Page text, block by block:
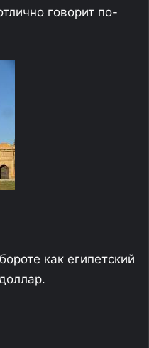
говорит по-
как египетский